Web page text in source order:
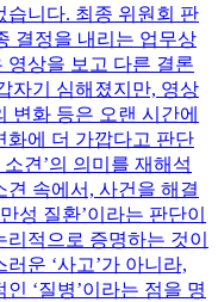
습니다. 최종 위원회 판
결정을 내리는 업무상
영상을 보고 다른 결론
자기 심해졌지만, 영상
변화 등은 오랜 시간에
화에 더 가깝다고 판단
견’의 의미를 재해석
속에서, 사건을 해결
성 질환’이라는 판단이
적으로 증명하는 것이
운 ‘사고’가 아니라,
‘질병’이라는 점을 명